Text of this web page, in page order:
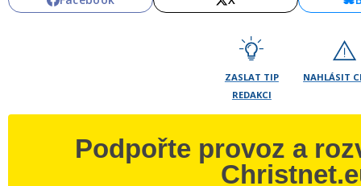
ZASLAT TIP
REDAKCI
NAHLÁSIT